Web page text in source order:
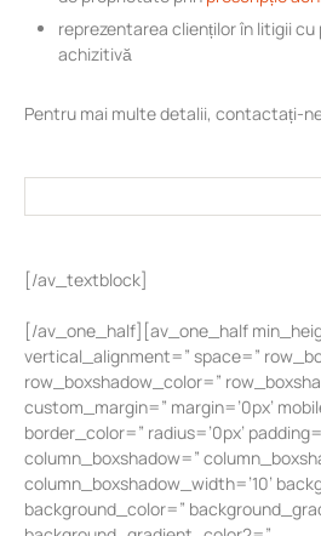
reprezentarea clienților în litigii cu
achizitivă
Pentru mai multe detalii, contactați-
[/av_textblock]
[/av_one_half][av_one_half
vertical_alignment=” space=”
row_boxshadow_color=”
custom_margin=” margin=’0px’
border_color=” radius=’0px’
column_boxshadow=”
column_boxshadow_width=’10’
background_color=”